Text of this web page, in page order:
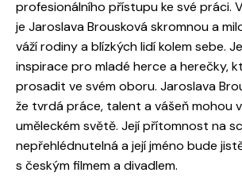
profesionálního přístupu ke své práci.
je Jaroslava Brousková skromnou a
váží rodiny a blízkých lidí kolem sebe.
inspirace pro mladé herce a herečky,
prosadit ve svém oboru. Jaroslava
že tvrdá práce, talent a vášeň mohou
uměleckém světě. Její přítomnost na
nepřehlédnutelná a její jméno bude
s českým filmem a divadlem.